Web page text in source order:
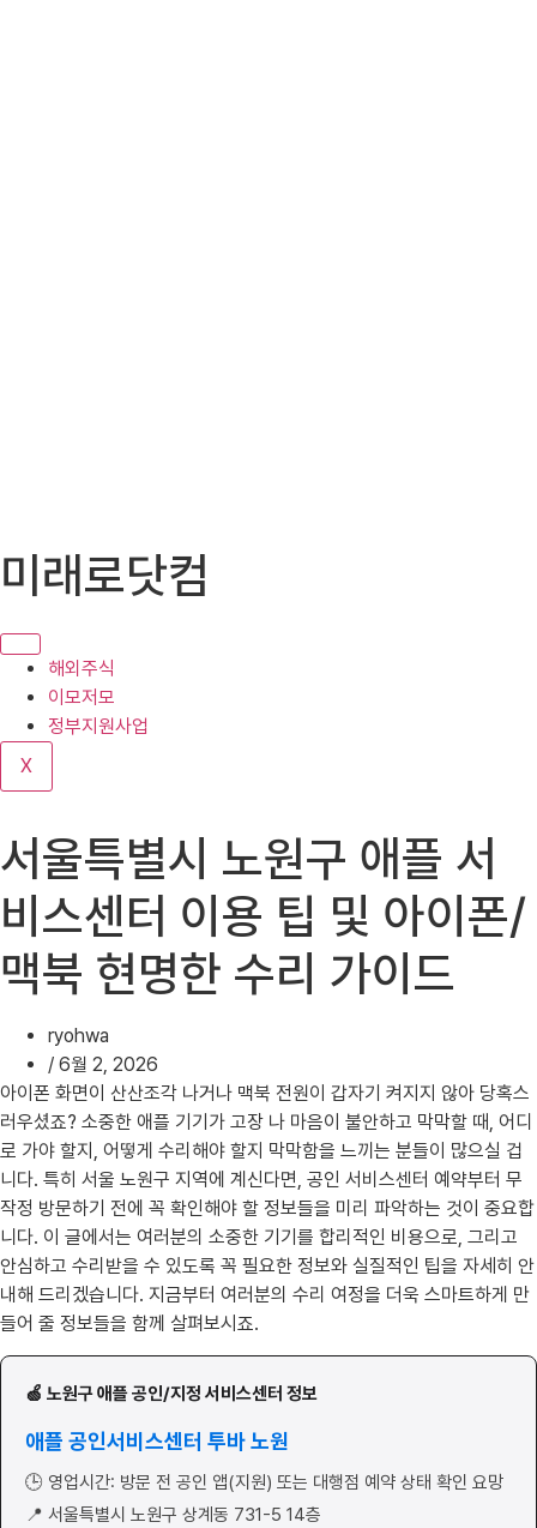
텐
로
기
미래로닷컴
해외주식
이모저모
정부지원사업
X
서울특별시 노원구 애플 서
비스센터 이용 팁 및 아이폰/
맥북 현명한 수리 가이드
ryohwa
/ 6월 2, 2026
아이폰 화면이 산산조각 나거나 맥북 전원이 갑자기 켜지지 않아 당혹스
러우셨죠? 소중한 애플 기기가 고장 나 마음이 불안하고 막막할 때, 어디
로 가야 할지, 어떻게 수리해야 할지 막막함을 느끼는 분들이 많으실 겁
니다. 특히 서울 노원구 지역에 계신다면, 공인 서비스센터 예약부터 무
작정 방문하기 전에 꼭 확인해야 할 정보들을 미리 파악하는 것이 중요합
니다. 이 글에서는 여러분의 소중한 기기를 합리적인 비용으로, 그리고
안심하고 수리받을 수 있도록 꼭 필요한 정보와 실질적인 팁을 자세히 안
내해 드리겠습니다. 지금부터 여러분의 수리 여정을 더욱 스마트하게 만
들어 줄 정보들을 함께 살펴보시죠.
🍏 노원구 애플 공인/지정 서비스센터 정보
애플 공인서비스센터 투바 노원
🕒 영업시간: 방문 전 공인 앱(지원) 또는 대행점 예약 상태 확인 요망
📍 서울특별시 노원구 상계동 731-5 14층